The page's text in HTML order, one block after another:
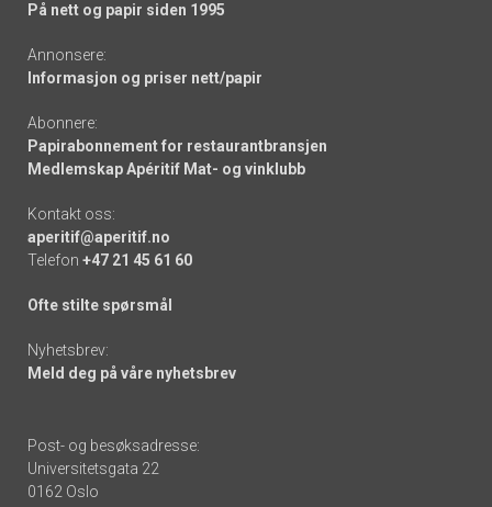
På nett og papir siden 1995
Annonsere:
Informasjon og priser nett/papir
Abonnere:
Papirabonnement for restaurantbransjen
Medlemskap Apéritif Mat- og vinklubb
Kontakt oss:
aperitif@aperitif.no
Telefon +47 21 45 61 60
Ofte stilte spørsmål
Nyhetsbrev:
Meld deg på våre nyhetsbrev
Post- og besøksadresse:
Universitetsgata 22
0162 Oslo